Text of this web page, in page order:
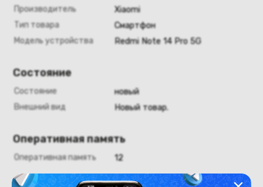
Производитель
Xiaomi
Тип товара
Смартфон
Модель устройства
Redmi Note 14 Pro 5G
Состояние
Состояние
новый
Внешний вид
Новый товар.
Оперативная память
Оперативная память 12